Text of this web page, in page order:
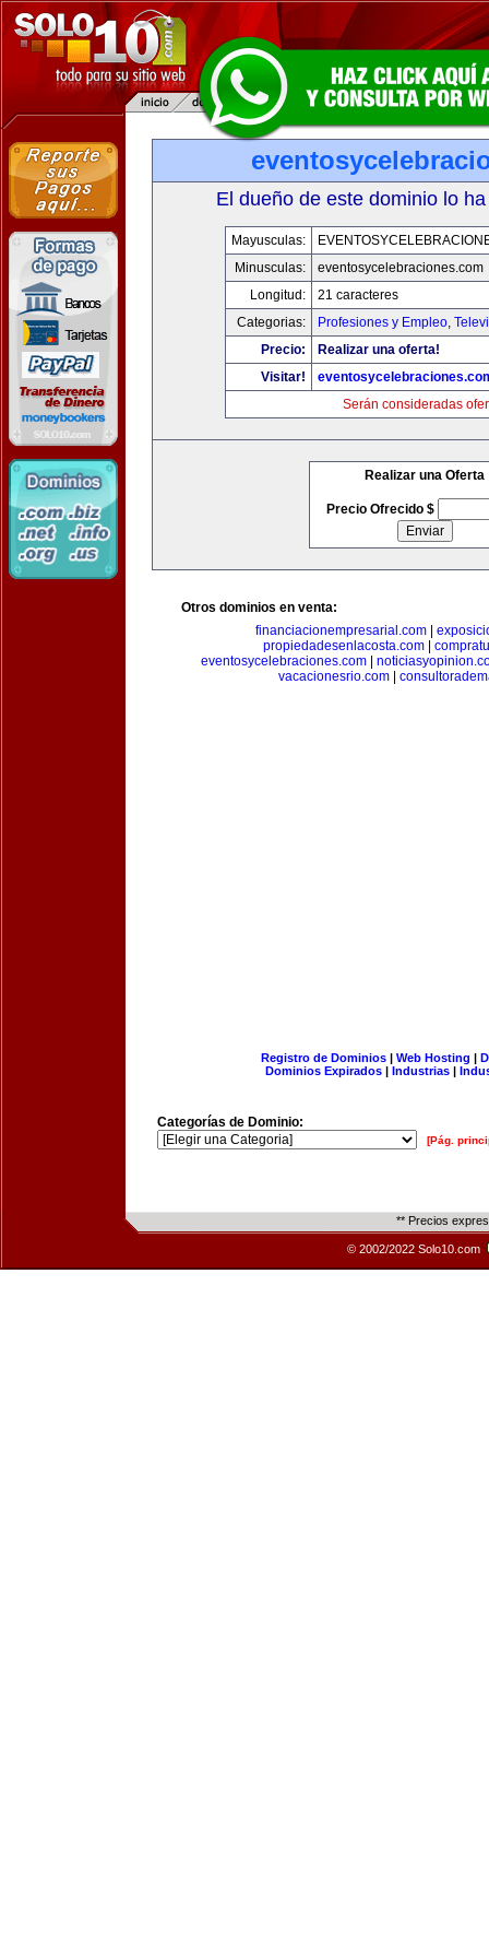
El dueño de este dominio lo
Mayusculas:
Minusculas:
eventosycelebraciones.com
Longitud:
21 caracteres
Categorias:
Profesiones y Empleo,
Precio:
Realizar una oferta!
Visitar!
Serán consideradas
Realizar una Oferta
Precio Ofrecido $
Otros dominios en venta:
financiacionempresarial.com
propiedadesenlacosta.com
eventosycelebraciones.com|
vacacionesrio.com
Registro de Dominios| Web Hosting |
Dominios Expirados | Industrias |
Categorías de Dominio:
[Pág.
** Precios
© 2002/2022 Solo10.com